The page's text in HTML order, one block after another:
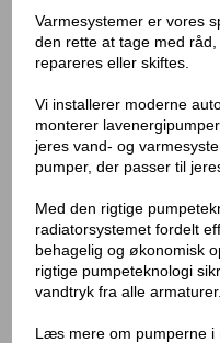
Varmesystemer er vores
den rette at tage med
repareres eller skiftes.
Vi installerer moderne
monterer
jeres vand- og
pumper, der passer til
Med den rigtige
radiatorsystemet fordelt
behagelig og økonomisk
rigtige pumpeteknologi
vandtryk fra alle armaturer.
Læs mere om pumperne i